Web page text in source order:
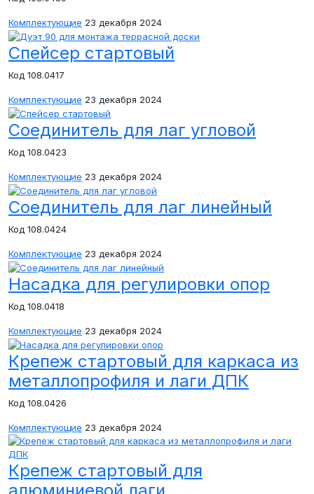
Комплектующие 23 декабря 2024
Спейсер стартовый
Код 108.0417
Комплектующие 23 декабря 2024
Соединитель для лаг угловой
Код 108.0423
Комплектующие 23 декабря 2024
Соединитель для лаг линейный
Код 108.0424
Комплектующие 23 декабря 2024
Насадка для регулировки опор
Код 108.0418
Комплектующие 23 декабря 2024
Крепеж стартовый для каркаса из
металлопрофиля и лаги ДПК
Код 108.0426
Комплектующие 23 декабря 2024
Крепеж стартовый для